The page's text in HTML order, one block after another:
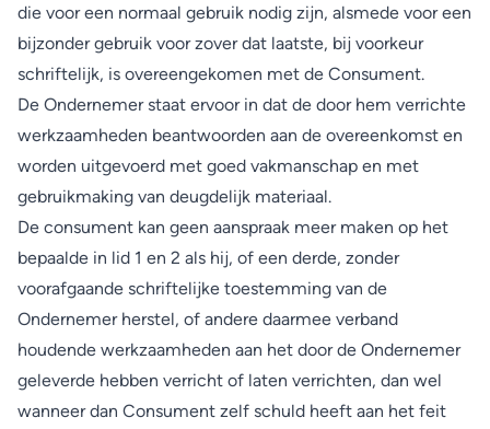
die voor een normaal gebruik nodig zijn, alsmede voor een
bijzonder gebruik voor zover dat laatste, bij voorkeur
schriftelijk, is overeengekomen met de Consument.
De Ondernemer staat ervoor in dat de door hem verrichte
werkzaamheden beantwoorden aan de overeenkomst en
worden uitgevoerd met goed vakmanschap en met
gebruikmaking van deugdelijk materiaal.
De consument kan geen aanspraak meer maken op het
bepaalde in lid 1 en 2 als hij, of een derde, zonder
voorafgaande schriftelijke toestemming van de
Ondernemer herstel, of andere daarmee verband
houdende werkzaamheden aan het door de Ondernemer
geleverde hebben verricht of laten verrichten, dan wel
wanneer dan Consument zelf schuld heeft aan het feit